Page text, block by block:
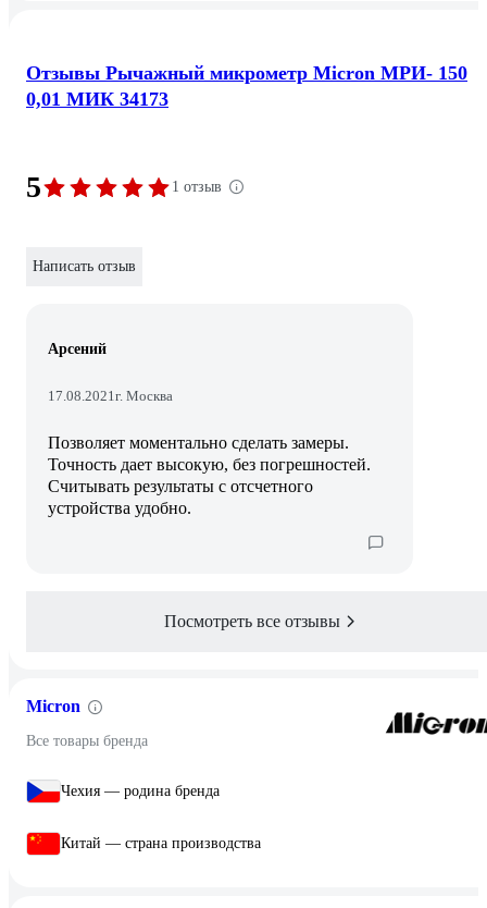
Отзывы Рычажный микрометр Micron МРИ- 150
0,01 МИК 34173
5 1 отзыв
Написать отзыв
Арсений
17.08.2021г. Москва
Позволяет моментально сделать замеры.
Точность дает высокую, без погрешностей.
Считывать результаты с отсчетного
устройства удобно.
Посмотреть все отзывы
Micron
Все товары бренда
Чехия — родина бренда
Китай — страна производства